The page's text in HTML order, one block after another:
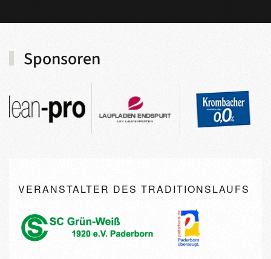
Sponsoren
VERANSTALTER DES TRADITIONSLAUFS